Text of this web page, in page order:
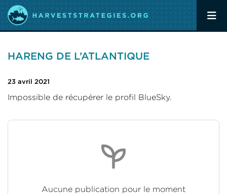
HARENG DE L’ATLANTIQUE
23 avril 2021
Impossible de récupérer le profil BlueSky.
Aucune publication pour le moment